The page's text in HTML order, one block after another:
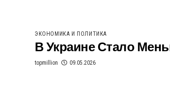
ЭКОНОМИКА И ПОЛИТИКА
В Украине Стало
topmillion 09.05.2026